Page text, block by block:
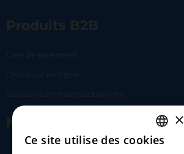
Produits B2B
Lien de paiement
Checkout en ligne
Solutions en marque blanche
Nous contacter
FRENCH
×
Ce site utilise des cookies